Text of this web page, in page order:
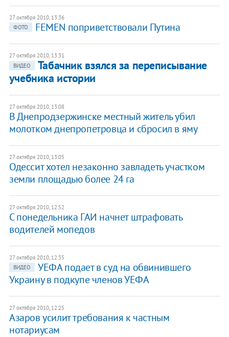
27 октября 2010, 13:36
ФОТО
FEMEN поприветствовали Путина
27 октября 2010, 13:31
ВИДЕО
Табачник взялся за переписывание
учебника истории
27 октября 2010, 13:08
В Днепродзержинске местный житель убил
молотком днепропетровца и сбросил в яму
27 октября 2010, 13:05
Одессит хотел незаконно завладеть участком
земли площадью более 24 га
27 октября 2010, 12:52
С понедельника ГАИ начнет штрафовать
водителей мопедов
27 октября 2010, 12:35
ВИДЕО
УЕФА подает в суд на обвинившего
Украину в подкупе членов УЕФА
27 октября 2010, 12:25
​Азаров усилит требования к частным
нотариусам